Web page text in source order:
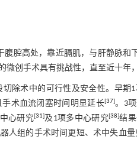
高处，靠近膈肌，与肝静脉和
微创手术具有挑战性，直至近十年
除术中的可行性及安全性。早
术血流闭塞时间明显延长[37]。3
中心研究[31]及1项多中心研究[38]结
人组的手术时间更短、术中失血